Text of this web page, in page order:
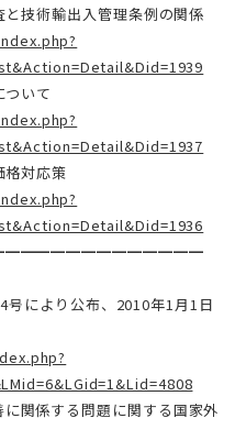
技術輸出入管理条例の関係
いて
対応策
号により公布、2010年1月1日
関係する問題に関する国家外